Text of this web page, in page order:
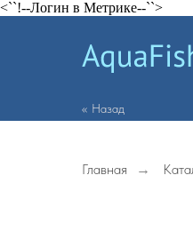
<``!--Логин в Метрике--``>
<< Назад
Главная →